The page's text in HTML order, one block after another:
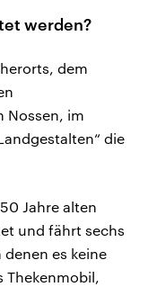
werden?
dem
Nossen, im
die
Jahre alten
und fährt sechs
denen es keine
Thekenmobil,